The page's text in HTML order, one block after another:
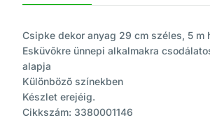
Csipke dekor anyag 29 cm széles, 5 m
Esküvõkre ünnepi alkalmakra
alapja
Különbözõ színekben
Készlet erejéig.
Cikkszám: 3380001146